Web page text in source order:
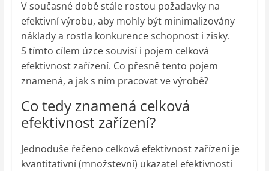
V současné době stále rostou požadavky na
efektivní výrobu, aby mohly být minimalizovány
náklady a rostla konkurence schopnost i zisky.
S tímto cílem úzce souvisí i pojem celková
efektivnost zařízení. Co přesně tento pojem
znamená, a jak s ním pracovat ve výrobě?
Co tedy znamená celková
efektivnost zařízení?
Jednoduše řečeno celková efektivnost zařízení je
kvantitativní (množstevní) ukazatel efektivnosti